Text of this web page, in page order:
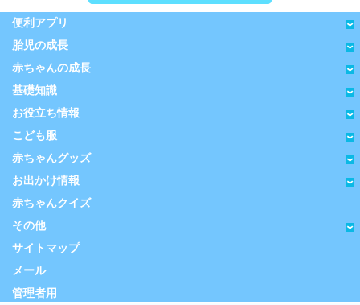
便利アプリ
胎児の成長
赤ちゃんの成長
基礎知識
お役立ち情報
こども服
赤ちゃんグッズ
お出かけ情報
赤ちゃんクイズ
その他
サイトマップ
メール
管理者用